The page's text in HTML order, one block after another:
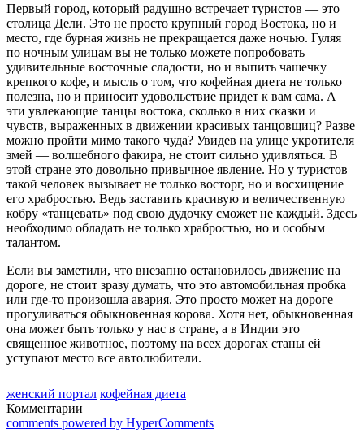
Первый город, который радушно встречает туристов — это
столица Дели. Это не просто крупный город Востока, но и
место, где бурная жизнь не прекращается даже ночью. Гуляя
по ночным улицам вы не только можете попробовать
удивительные восточные сладости, но и выпить чашечку
крепкого кофе, и мысль о том, что кофейная диета не только
полезна, но и приносит удовольствие придет к вам сама. А
эти увлекающие танцы востока, сколько в них сказки и
чувств, выраженных в движении красивых танцовщиц? Разве
можно пройти мимо такого чуда? Увидев на улице укротителя
змей — волшебного факира, не стоит сильно удивляться. В
этой стране это довольно привычное явление. Но у туристов
такой человек вызывает не только восторг, но и восхищение
его храбростью. Ведь заставить красивую и величественную
кобру «танцевать» под свою дудочку сможет не каждый. Здесь
необходимо обладать не только храбростью, но и особым
талантом.
Если вы заметили, что внезапно остановилось движение на
дороге, не стоит зразу думать, что это автомобильная пробка
или где-то произошла авария. Это просто может на дороге
прогуливаться обыкновенная корова. Хотя нет, обыкновенная
она может быть только у нас в стране, а в Индии это
священное животное, поэтому на всех дорогах станы ей
уступают место все автолюбители.
женский портал кофейная диета
Комментарии
comments powered by HyperComments